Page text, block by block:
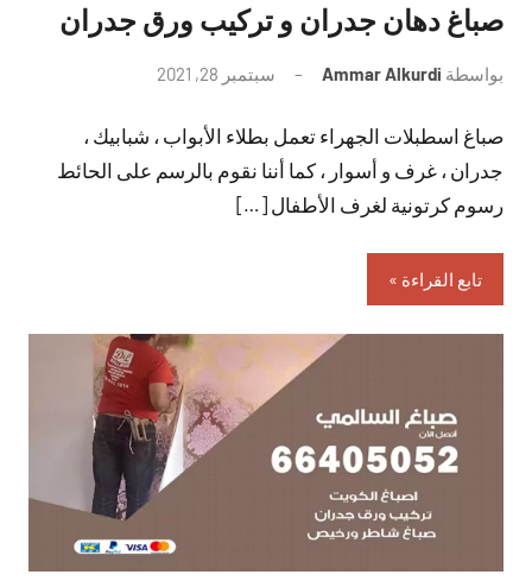
صباغ دهان جدران و تركيب ورق جدران
بواسطة Ammar Alkurdi سبتمبر 28, 2021
تعليقات
صباغ اسطبلات الجهراء تعمل بطلاء الأبواب ، شبابيك ،
جدران ، غرف و أسوار ، كما أننا نقوم بالرسم على الحائط
رسوم كرتونية لغرف الأطفال […]
تابع القراءة